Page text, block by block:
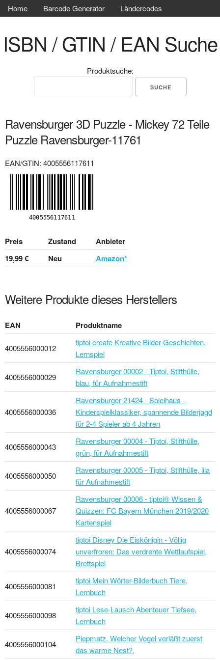
Home Barcode Generator Ländercodes
ISBN / GTIN / EAN Suche
Produktsuche:
Ravensburger 3D Puzzle - Mickey 72 Teile
Puzzle Ravensburger-11761
EAN/GTIN: 4005556117611
Preis Zustand
Anbieter
19,99 €
Neu Amazon*
Weitere Produkte dieses Herstellers
EAN Produktname
4005556000012
tiptoi create Kreative Bilder-Geschichten,
Lernspiel
4005556000029
Ravensburger 00002 - Tiptoi, Stifthülle,
blau, für Aufnahmestift
4005556000036
Ravensburger 21424 - Spielhaus -
Kinderspielklassiker, spannende Bilderjagd
für 2-4 Spieler ab 4 Jahren
4005556000043
Ravensburger 00004 - Tiptoi, Stifthülle,
grün, für Aufnahmestift
4005556000050
Ravensburger 00005 - Tiptoi, Stifthülle, lila
für Aufnahmestift
4005556000067
Ravensburger 00006 - tiptoi® Wissen &
Quizzen: FC Bayern München 2019/2020
Kartenspiel
4005556000074
tiptoi Disney Die Eiskönigin - Völlig
unverfroren: Das verdrehte Wettlaufspiel,
Brettspiel
4005556000081
tiptoi Mein Wörter-Bilderbuch Tiere,
Lernbuch
4005556000098
tiptoi Lese-Lausch Abenteuer Tiefsee,
Lernbuch
4005556000104
Piepmatz. Welcher Vogel verläßt zuerst
das warme Nest?,